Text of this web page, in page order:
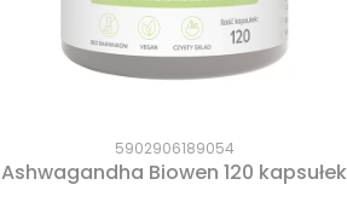
5902906189054
Ashwagandha Biowen 120 kapsułek